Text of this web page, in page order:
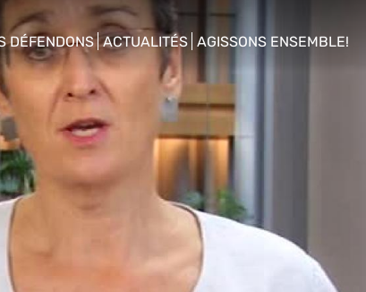
DÉFENDONS
menu
ACTUALITÉS
show/hide sub menu
AGISSONS ENSEMBLE!